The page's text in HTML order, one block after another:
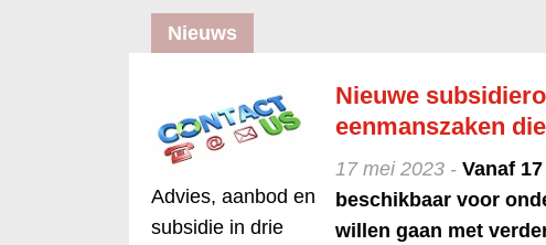
Nieuws
Advies, aanbod en
subsidie in drie
Nieuwe
eenmanszaken
17 mei 2023 - Vanaf
beschikbaar voor
willen gaan met